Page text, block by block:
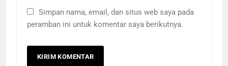
Simpan nama, email, dan situs web saya pada
peramban ini untuk komentar saya berikutnya.